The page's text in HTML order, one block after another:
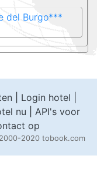
del Burgo***
Login hotel
nu
API's voor
op
2020 tobook.com